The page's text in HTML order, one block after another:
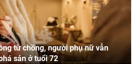
từ chồng, người phụ nữ vẫn
sản ở tuổi 72